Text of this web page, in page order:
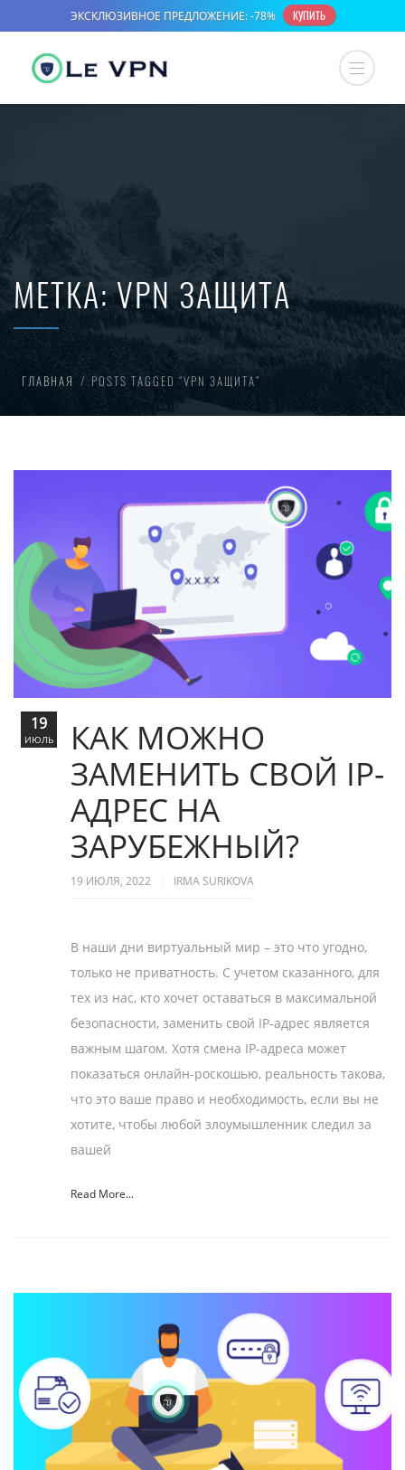
МЕТКА:VPN ЗАЩИТА
ГЛАВНАЯ POSTS TAGGED “VPN ЗАЩИТА”
КАК МОЖНО
ЗАМЕНИТЬ СВОЙ IP-
АДРЕС НА
ЗАРУБЕЖНЫЙ?
19 ИЮЛЯ, 2022 IRMA SURIKOVA
В наши дни виртуальный мир – это что угодно,
только не приватность. С учетом сказанного, для
тех из нас, кто хочет оставаться в максимальной
безопасности, заменить свой IP-адрес является
важным шагом. Хотя смена IP-адреса может
показаться онлайн-роскошью, реальность такова,
что это ваше право и необходимость, если вы не
хотите, чтобы любой злоумышленник следил за
вашей
Read More...
19
ИЮЛЬ